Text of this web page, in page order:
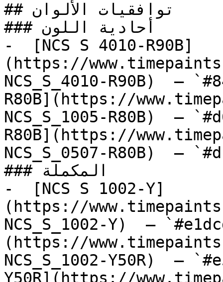
## توافقيات الألوان
### أحادية اللون
-  [NCS S 4010-R90B]
(https://
NCS_S_4010-R90B)  —
R80B](https://
NCS_S_1005-R80B)  —
R80B](https://
NCS_S_0507-R80B)  —
### المكملة
-  [NCS S 1002-Y]
(https://
NCS_S_1002-Y)  —
(https://
NCS_S_1002-Y50R)  —
Y50R](https://